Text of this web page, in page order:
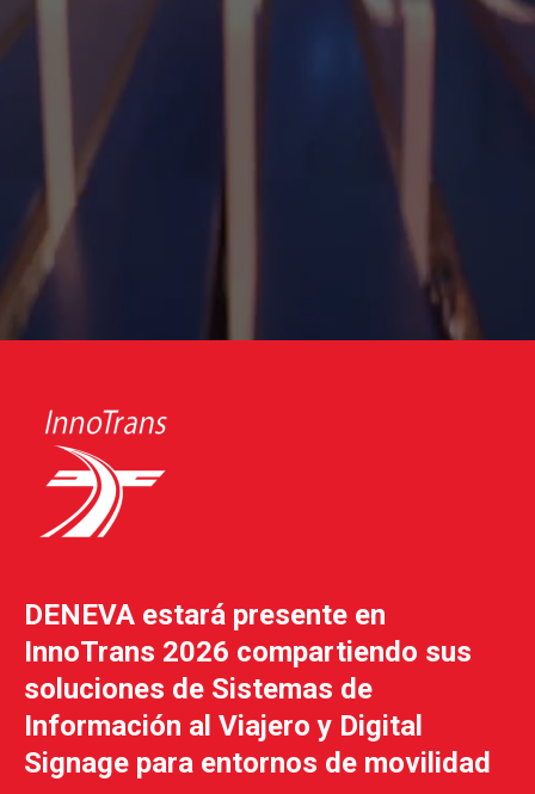
DENEVA estará presente en
InnoTrans 2026 compartiendo sus
soluciones de Sistemas de
Información al Viajero y Digital
Signage para entornos de movilidad